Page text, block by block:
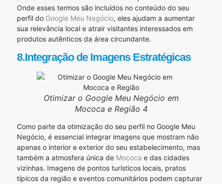
Onde esses termos são incluídos no conteúdo do seu
perfil do Google Meu Negócio, eles ajudam a aumentar
sua relevância local e atrair visitantes interessados em
produtos autênticos da área circundante.
8.Integração de Imagens Estratégicas
Otimizar o Google Meu Negócio em
Mococa e Região 4
Como parte da otimização do seu perfil no Google Meu
Negócio, é essencial integrar imagens que mostram não
apenas o interior e exterior do seu estabelecimento, mas
também a atmosfera única de Mococa e das cidades
vizinhas. Imagens de pontos turísticos locais, pratos
típicos da região e eventos comunitários podem capturar